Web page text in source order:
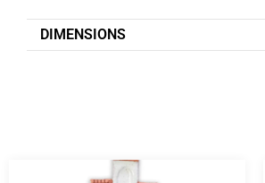
DIMENSIONS